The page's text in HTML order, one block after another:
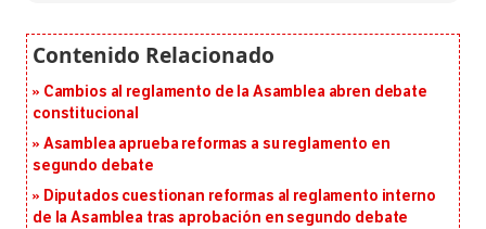
Cambios al reglamento de la Asamblea abren debate
constitucional
Asamblea aprueba reformas a su reglamento en
segundo debate
Diputados cuestionan reformas al reglamento interno
de la Asamblea tras aprobación en segundo debate